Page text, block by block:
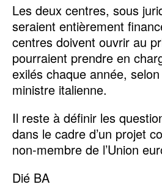
Les deux centres, sous
seraient entièrement
centres doivent ouvrir au
pourraient prendre en
exilés chaque année,
ministre italienne.
Il reste à définir les
dans le cadre d’un projet
non-membre de l’Union
Dié BA